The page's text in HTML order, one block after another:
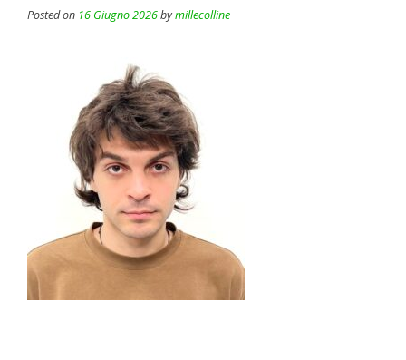
Posted on 16 Giugno 2026bymillecolline